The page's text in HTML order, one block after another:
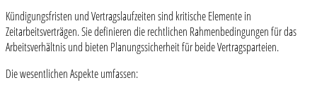
Kündigungsfristen und Vertragslaufzeiten sind kritische Elemente in
Zeitarbeitsverträgen. Sie definieren die rechtlichen Rahmenbedingungen für das
Arbeitsverhältnis und bieten Planungssicherheit für beide Vertragsparteien.
Die wesentlichen Aspekte umfassen: